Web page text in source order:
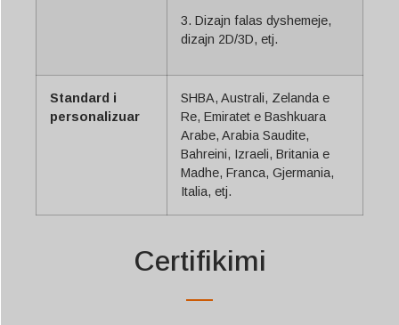
3. Dizajn falas dyshemeje,
dizajn 2D/3D, etj.
Standard i
personalizuar
SHBA, Australi, Zelanda e
Re, Emiratet e Bashkuara
Arabe, Arabia Saudite,
Bahreini, Izraeli, Britania e
Madhe, Franca, Gjermania,
Italia, etj.
Certifikimi